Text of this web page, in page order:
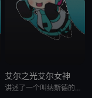
艾尔之光艾尔女神
讲述了一个叫纳斯德的族群想将“艾里奥斯大陆”上的能源石据为己有，人类和精灵为了保护能源石，不惜与纳斯德族激战。故事围绕在“艾里奥斯大陆”上的六块能源石而展开的冒险之旅。